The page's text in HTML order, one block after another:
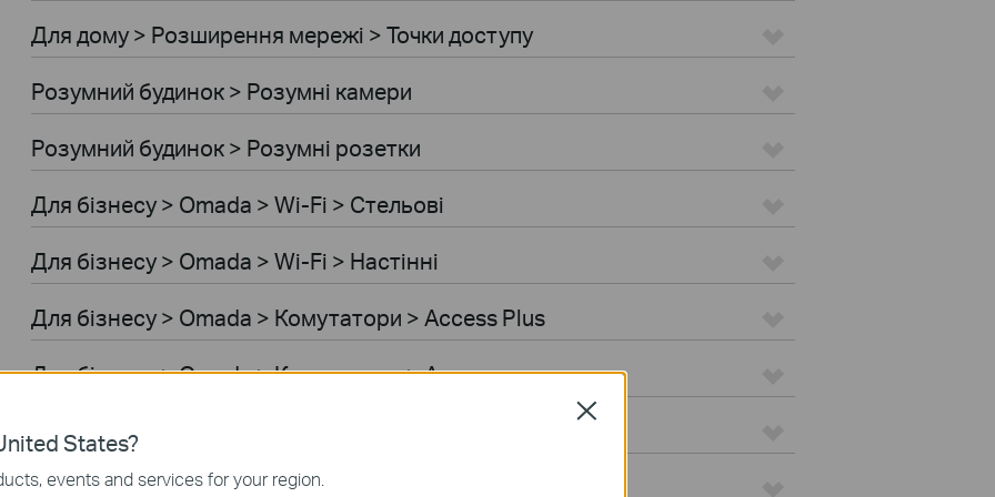
Для дому > Розширення мережi > Точки доступу
Розумний будинок > Розумні камери
Розумний будинок > Розумні розетки
Для бiзнесу > Omada > Wi-Fi > Стельові
Для бiзнесу > Omada > Wi-Fi > Настінні
Для бiзнесу > Omada > Комутатори > Access Plus
Для бiзнесу > Omada > Комутатори > Access
Для бiзнесу > Omada > Комутатори > Access Pro
Для бiзнесу > Omada > Комутатори > Aggregation
States?
events and services for your region.
Close